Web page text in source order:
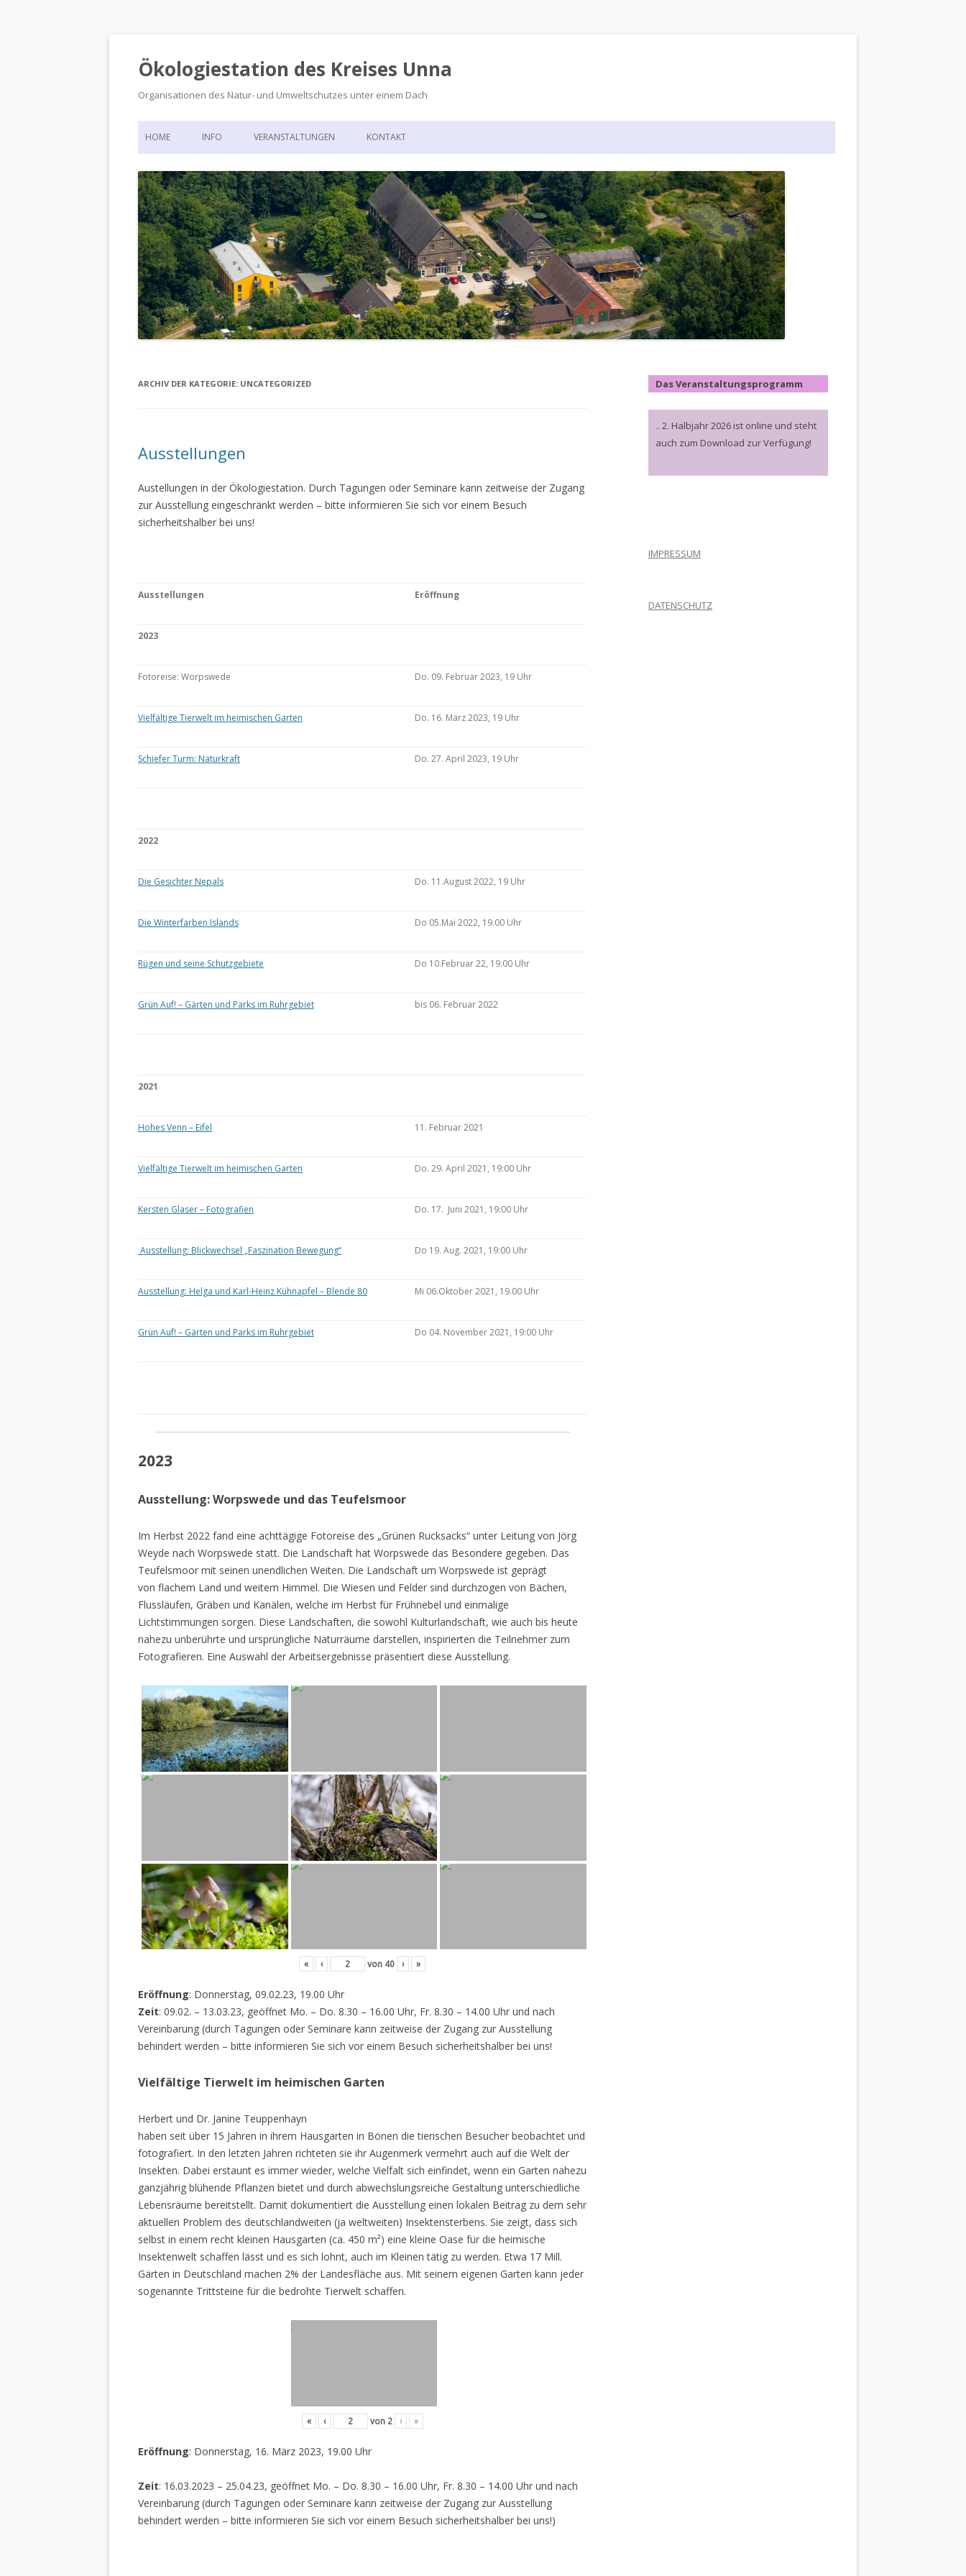
Ökologiestation des Kreises Unna
Organisationen des Natur- und Umweltschutzes unter einem Dach
Zum
HOME INFO
DIE ÖKOLOGIESTATION – FAST
900 JAHRE VORGESCHICHTE
VERANSTALTUNGEN KONTAKT
ARCHIV DER KATEGORIE: UNCATEGORIZED
Ausstellungen
Austellungen in der Ökologiestation. Durch Tagungen oder Seminare kann zeitweise der Zugang
zur Ausstellung eingeschränkt werden – bitte informieren Sie sich vor einem Besuch
sicherheitshalber bei uns!
Ausstellungen Eröffnung
2023
Fotoreise: Worpswede Do. 09. Februar 2023, 19 Uhr
Vielfältige Tierwelt im heimischen Garten Do. 16. März 2023, 19 Uhr
Schiefer Turm: Naturkraft Do. 27. April 2023, 19 Uhr
2022
Die Gesichter Nepals Do. 11.August 2022, 19 Uhr
Die Winterfarben Islands Do 05.Mai 2022, 19.00 Uhr
Rügen und seine Schutzgebiete Do 10.Februar 22, 19.00 Uhr
Grün Auf! – Gärten und Parks im Ruhrgebiet bis 06. Februar 2022
2021
Hohes Venn – Eifel 11. Februar 2021
Vielfältige Tierwelt im heimischen Garten Do. 29. April 2021, 19:00 Uhr
Kersten Glaser – Fotografien Do. 17. Juni 2021, 19:00 Uhr
Ausstellung: Blickwechsel „Faszination Bewegung“ Do 19. Aug. 2021, 19:00 Uhr
Ausstellung: Helga und Karl-Heinz Kühnapfel – Blende 80 Mi 06.Oktober 2021, 19.00 Uhr
Grün Auf! – Gärten und Parks im Ruhrgebiet Do 04. November 2021, 19:00 Uhr
2023
Ausstellung: Worpswede und das Teufelsmoor
Im Herbst 2022 fand eine achttägige Fotoreise des „Grünen Rucksacks“ unter Leitung von Jörg
Weyde nach Worpswede statt. Die Landschaft hat Worpswede das Besondere gegeben. Das
Teufelsmoor mit seinen unendlichen Weiten. Die Landschaft um Worpswede ist geprägt
von flachem Land und weitem Himmel. Die Wiesen und Felder sind durchzogen von Bächen,
Flussläufen, Gräben und Kanälen, welche im Herbst für Frühnebel und einmalige
Lichtstimmungen sorgen. Diese Landschaften, die sowohl Kulturlandschaft, wie auch bis heute
nahezu unberührte und ursprüngliche Naturräume darstellen, inspirierten die Teilnehmer zum
Fotografieren. Eine Auswahl der Arbeitsergebnisse präsentiert diese Ausstellung.
« ‹ von 40 › »
Eröffnung: Donnerstag, 09.02.23, 19.00 Uhr
Zeit: 09.02. – 13.03.23, geöffnet Mo. – Do. 8.30 – 16.00 Uhr, Fr. 8.30 – 14.00 Uhr und nach
Vereinbarung (durch Tagungen oder Seminare kann zeitweise der Zugang zur Ausstellung
behindert werden – bitte informieren Sie sich vor einem Besuch sicherheitshalber bei uns!
Vielfältige Tierwelt im heimischen Garten
Herbert und Dr. Janine Teuppenhayn
haben seit über 15 Jahren in ihrem Hausgarten in Bönen die tierischen Besucher beobachtet und
fotografiert. In den letzten Jahren richteten sie ihr Augenmerk vermehrt auch auf die Welt der
Insekten. Dabei erstaunt es immer wieder, welche Vielfalt sich einfindet, wenn ein Garten nahezu
ganzjährig blühende Pflanzen bietet und durch abwechslungsreiche Gestaltung unterschiedliche
Lebensräume bereitstellt. Damit dokumentiert die Ausstellung einen lokalen Beitrag zu dem sehr
aktuellen Problem des deutschlandweiten (ja weltweiten) Insektensterbens. Sie zeigt, dass sich
selbst in einem recht kleinen Hausgarten (ca. 450 m²) eine kleine Oase für die heimische
Insektenwelt schaffen lässt und es sich lohnt, auch im Kleinen tätig zu werden. Etwa 17 Mill.
Gärten in Deutschland machen 2% der Landesfläche aus. Mit seinem eigenen Garten kann jeder
sogenannte Trittsteine für die bedrohte Tierwelt schaffen.
« ‹ von 2 › »
Eröffnung: Donnerstag, 16. März 2023, 19.00 Uhr
Zeit: 16.03.2023 – 25.04.23, geöffnet Mo. – Do. 8.30 – 16.00 Uhr, Fr. 8.30 – 14.00 Uhr und nach
Vereinbarung (durch Tagungen oder Seminare kann zeitweise der Zugang zur Ausstellung
behindert werden – bitte informieren Sie sich vor einem Besuch sicherheitshalber bei uns!)
Das Veranstaltungsprogramm
.. 2. Halbjahr 2026 ist online und steht
auch zum Download zur Verfügung!
IMPRESSUM
DATENSCHUTZ